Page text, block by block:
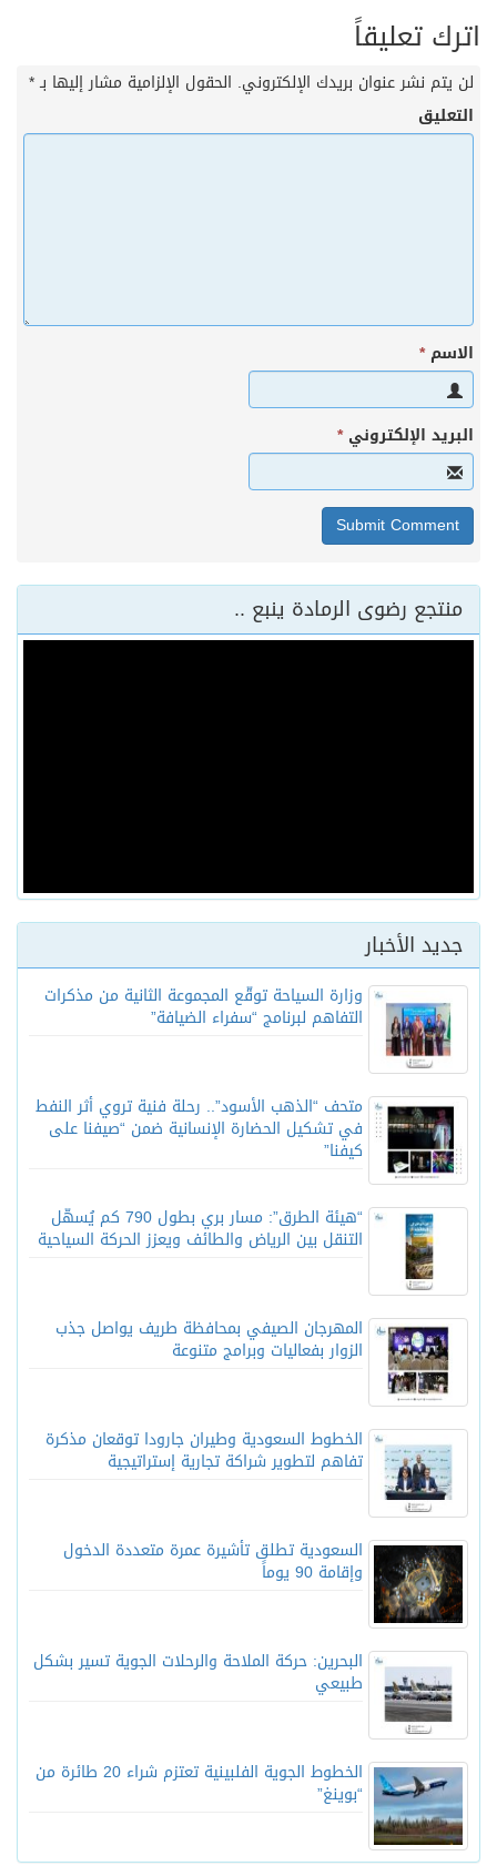
اترك تعليقاً
لن يتم نشر عنوان بريدك الإلكتروني. الحقول الإلزامية مشار إليها بـ*
التعليق
الاسم*
البريد الإلكتروني*
منتجع رضوى الرمادة ينبع ..
جديد الأخبار
وزارة السياحة توقّع المجموعة الثانية من مذكرات
التفاهم لبرنامج “سفراء الضيافة”
متحف “الذهب الأسود”.. رحلة فنية تروي أثر النفط
في تشكيل الحضارة الإنسانية ضمن “صيفنا على
كيفنا”
“هيئة الطرق”: مسار بري بطول 790 كم يُسهّل
التنقل بين الرياض والطائف ويعزز الحركة السياحية
المهرجان الصيفي بمحافظة طريف يواصل جذب
الزوار بفعاليات وبرامج متنوعة
الخطوط السعودية وطيران جارودا توقعان مذكرة
تفاهم لتطوير شراكة تجارية إستراتيجية
السعودية تطلق تأشيرة عمرة متعددة الدخول
وإقامة 90 يوماً
البحرين: حركة الملاحة والرحلات الجوية تسير بشكل
طبيعي
الخطوط الجوية الفلبينية تعتزم شراء 20 طائرة من
“بوينغ”